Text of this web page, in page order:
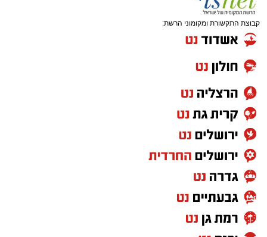
קבוצת התקשורת ומקומוני הרשת: